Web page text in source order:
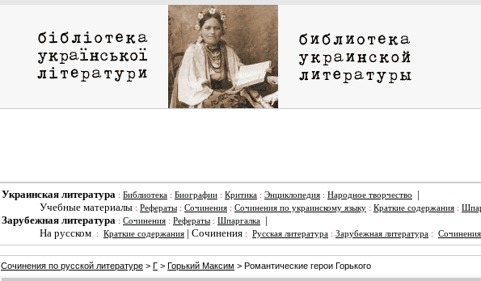
Украинская литература : Библиотека : Биографии : Критика : Энциклопедия : Народное творчество
|
Учебные материалы : Рефераты : Сочинения : Сочинения по украинскому языку : Краткие содержания :
Зарубежная литература : Сочинения : Рефераты : Шпаргалка
|
На русском
: Краткие содержания | Сочинения : Русская литература : Зарубежная литература :
Сочинения по русской литературе > Г > Горький Максим > Романтические герои Горького